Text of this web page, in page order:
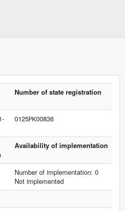
Number of state registration
0125РК00836
Availability of implementation
Number of implementation: 0
Not implemented